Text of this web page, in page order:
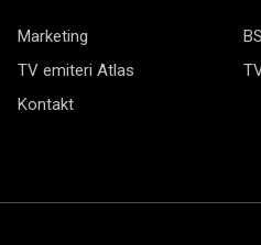
Marketing
TV emiteri Atlas
Kontakt